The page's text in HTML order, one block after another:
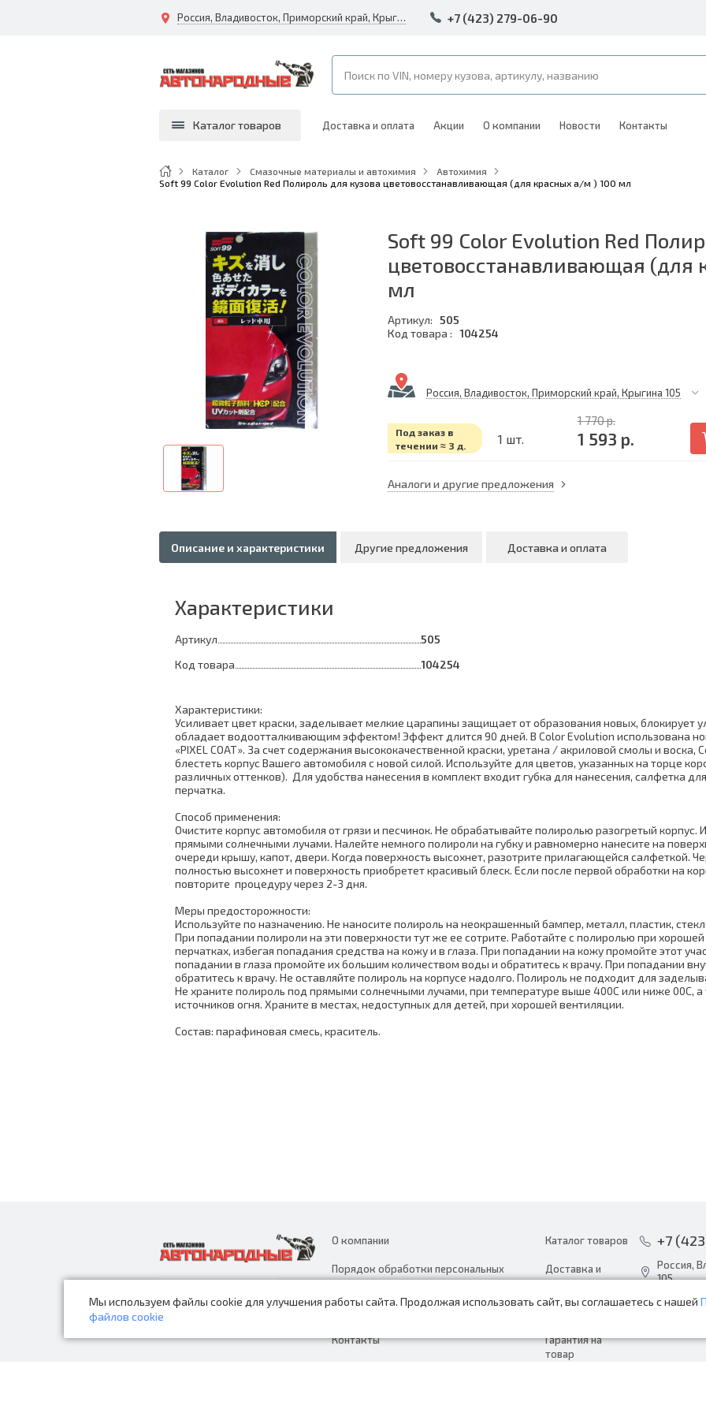
Мы используем файлы cookie для улучшения работы сайта. Продолжая использовать сайт, вы соглашаетесь с нашей
файлов cookie
Россия, Владивосток, Приморский край, Крыгина 105 +7 (423) 279-06-90
Каталог товаров Доставка и оплата Акции О компании Новости Контакты
Каталог Смазочные материалы и автохимия
Автохимия
Soft 99 Color Evolution Red Полироль для кузова цветовосстанавливающая (для красных а/м ) 100 мл
Soft 99 Color Evolution Red
цветовосстанавливающая (для
мл
Артикул: 505
Код товара : 104254
Россия, Владивосток, Приморский край, Крыгина 105
Под заказ в
течении ≈ 3 д.
1 шт.
1 770 р.
1 593 р.
Аналоги и другие предложения
Описание и характеристики Другие предложения Доставка и оплата
Характеристики
Артикул
505
Код товара
104254
Характеристики:
Усиливает цвет краски, заделывает мелкие царапины защищает от образования новых, блокирует
обладает водоотталкивающим эффектом! Эффект длится 90 дней. В Color Evolution использована
«PIXEL COAT». За счет содержания высококачественной краски, уретана / акриловой смолы и воска,
блестеть корпус Вашего автомобиля с новой силой. Используйте для цветов, указанных на торце
различных оттенков). Для удобства нанесения в комплект входит губка для нанесения, салфетка
перчатка.
Способ применения:
Очистите корпус автомобиля от грязи и песчинок. Не обрабатывайте полиролью разогретый корпус.
прямыми солнечными лучами. Налейте немного полироли на губку и равномерно нанесите на
очереди крышу, капот, двери. Когда поверхность высохнет, разотрите прилагающейся салфеткой.
полностью высохнет и поверхность приобретет красивый блеск. Если после первой обработки на
повторите процедуру через 2-3 дня.
Меры предосторожности:
Используйте по назначению. Не наносите полироль на неокрашенный бампер, металл, пластик,
При попадании полироли на эти поверхности тут же ее сотрите. Работайте с полиролью при
перчатках, избегая попадания средства на кожу и в глаза. При попадании на кожу промойте этот
попадании в глаза промойте их большим количеством воды и обратитесь к врачу. При попадании
обратитесь к врачу. Не оставляйте полироль на корпусе надолго. Полироль не подходит для
Не храните полироль под прямыми солнечными лучами, при температуре выше 400С или ниже 00С, а
источников огня. Храните в местах, недоступных для детей, при хорошей вентиляции.
Состав: парафиновая смесь, краситель.
О компании
Порядок обработки персональных
данных
Контакты
Каталог товаров
Доставка и
оплата
Акции
Гарантия на
товар
+7
Россия,
105